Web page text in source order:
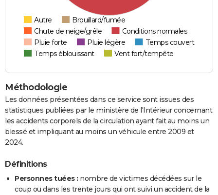
Autre
Brouillard/fumée
Chute de neige/grêle
Conditions normales
Pluie forte
Pluie légère
Temps couvert
Temps éblouissant
Vent fort/tempête
Méthodologie
Les données présentées dans ce service sont issues des
statistiques publiées par le ministère de l'Intérieur concernant
les accidents corporels de la circulation ayant fait au moins un
blessé et impliquant au moins un véhicule entre 2009 et
2024.
Définitions
Personnes tuées : nombre de victimes décédées sur le
coup ou dans les trente jours qui ont suivi un accident de la